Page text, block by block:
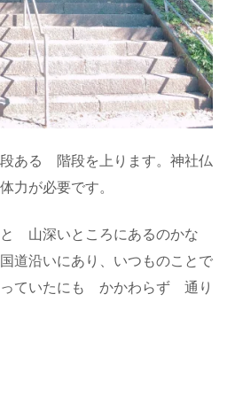
ある 階段を上ります。神社仏
が必要です。
山深いところにあるのかな
道沿いにあり、いつものことで
ていたにも かかわらず 通り